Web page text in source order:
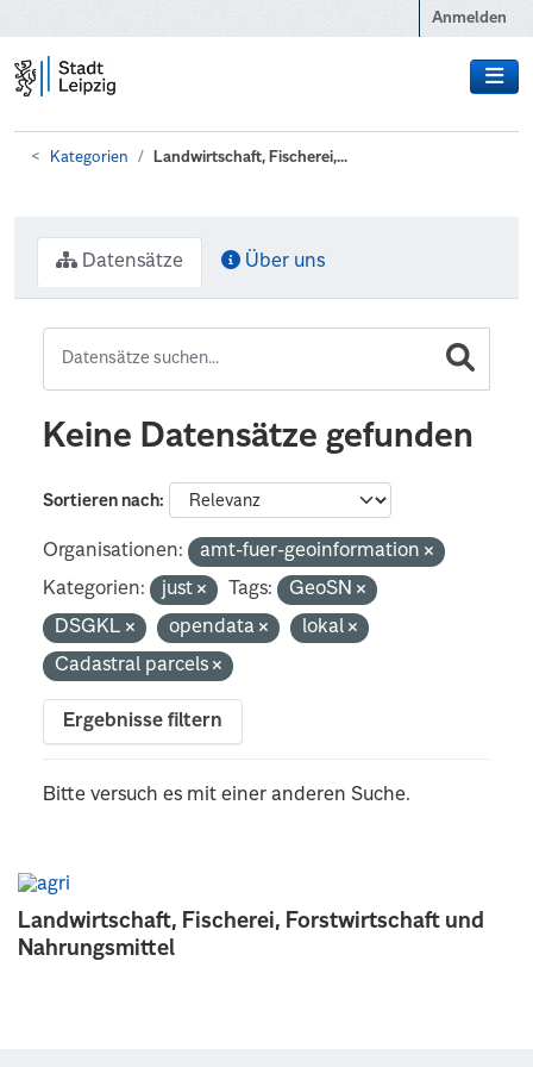
Anmelden
Kategorien Landwirtschaft, Fischerei,...
Landwirtschaft, Fischerei, Forstwirtschaft und
Nahrungsmittel
Datensätze Über uns
Keine Datensätze gefunden
Sortieren nach
Organisationen:
amt-fuer-geoinformation
Kategorien:
just Tags:
GeoSN
DSGKL
opendata
lokal
Cadastral parcels
Ergebnisse filtern
Bitte versuch es mit einer anderen Suche.